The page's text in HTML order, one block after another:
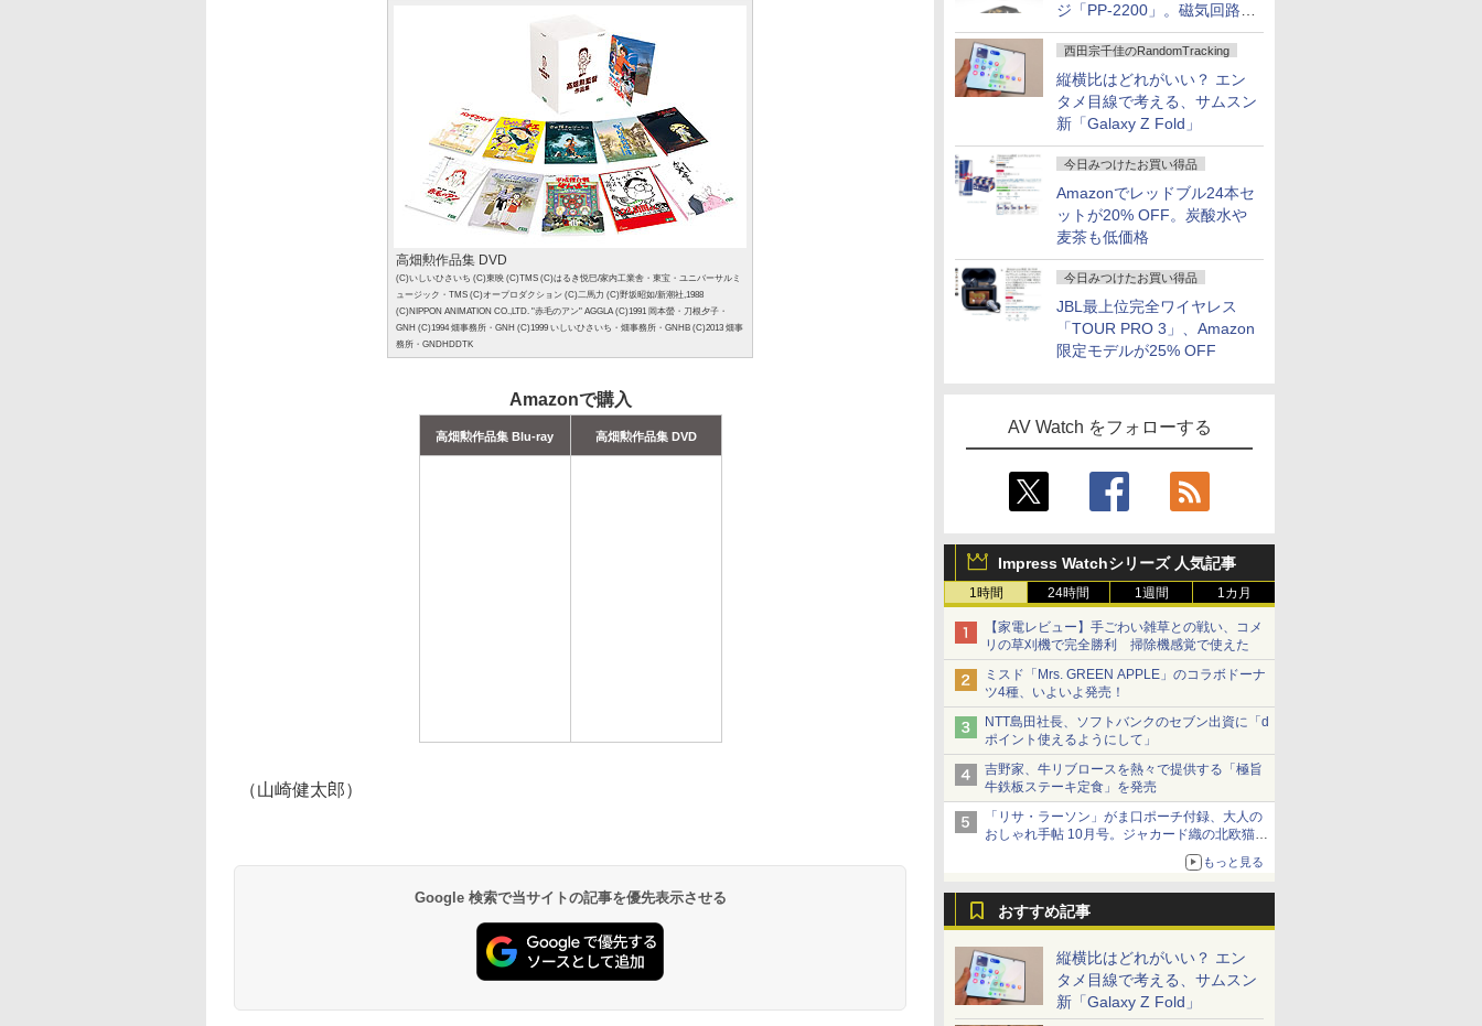
ジ「PP-2200」。磁気回路や
ハウジングを根本から見直し
西田宗千佳のRandomTracking
縦横比はどれがいい？ エン
タメ目線で考える、サムスン
新「Galaxy Z Fold」
今日みつけたお買い得品
Amazonでレッドブル24本セ
ットが20% OFF。炭酸水や
麦茶も低価格
今日みつけたお買い得品
JBL最上位完全ワイヤレス
「TOUR PRO 3」、Amazon
限定モデルが25% OFF
AV Watch をフォローする
Impress Watchシリーズ 人気記事
1時間 24時間 1週間 1カ月
【家電レビュー】手ごわい雑草との戦い、コメ
リの草刈機で完全勝利 掃除機感覚で使えた
ミスド「Mrs. GREEN APPLE」のコラボドーナ
ツ4種、いよいよ発売！
NTT島田社長、ソフトバンクのセブン出資に「d
ポイント使えるようにして」
吉野家、牛リブロースを熱々で提供する「極旨
牛鉄板ステーキ定食」を発売
「リサ・ラーソン」がま口ポーチ付録、大人の
おしゃれ手帖 10月号。ジャカード織の北欧猫デ
もっと見る
おすすめ記事
縦横比はどれがいい？ エン
タメ目線で考える、サムスン
新「Galaxy Z Fold」
高畑勲作品集 DVD
(C)いしいひさいち (C)東映 (C)TMS (C)はるき悦巳/家内工業舎・東宝・ユニバーサルミ
ュージック・TMS (C)オープロダクション (C)二馬力 (C)野坂昭如/新潮社,1988
(C)NIPPON ANIMATION CO.,LTD. "赤毛のアン" AGGLA (C)1991 岡本螢・刀根夕子・
GNH (C)1994 畑事務所・GNH (C)1999 いしいひさいち・畑事務所・GNHB (C)2013 畑事
務所・GNDHDDTK
Amazonで購入
高畑勲作品集 Blu-ray 高畑勲作品集 DVD
（山崎健太郎）
Google 検索で当サイトの記事を優先表示させる